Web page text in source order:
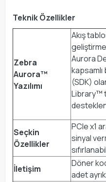
Teknik Özellikler
Zebra
Aurora™
Yazılımı
Akış
Aurora
kapsamlı
(SDK)
Library™
Seçkin
Özellikler
PCIe x1
sinyal
İletişim
Döner
adet